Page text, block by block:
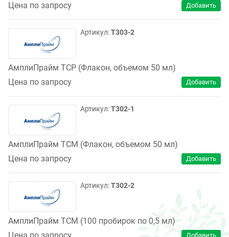
Цена по запросу
T303-2
АмплиПрайм ТСР (Флакон, объемом 50 мл)
Цена по запросу
T302-1
АмплиПрайм ТСМ (Флакон, объемом 50 мл)
Цена по запросу
T302-2
АмплиПрайм ТСМ (100 пробирок по 0,5 мл)